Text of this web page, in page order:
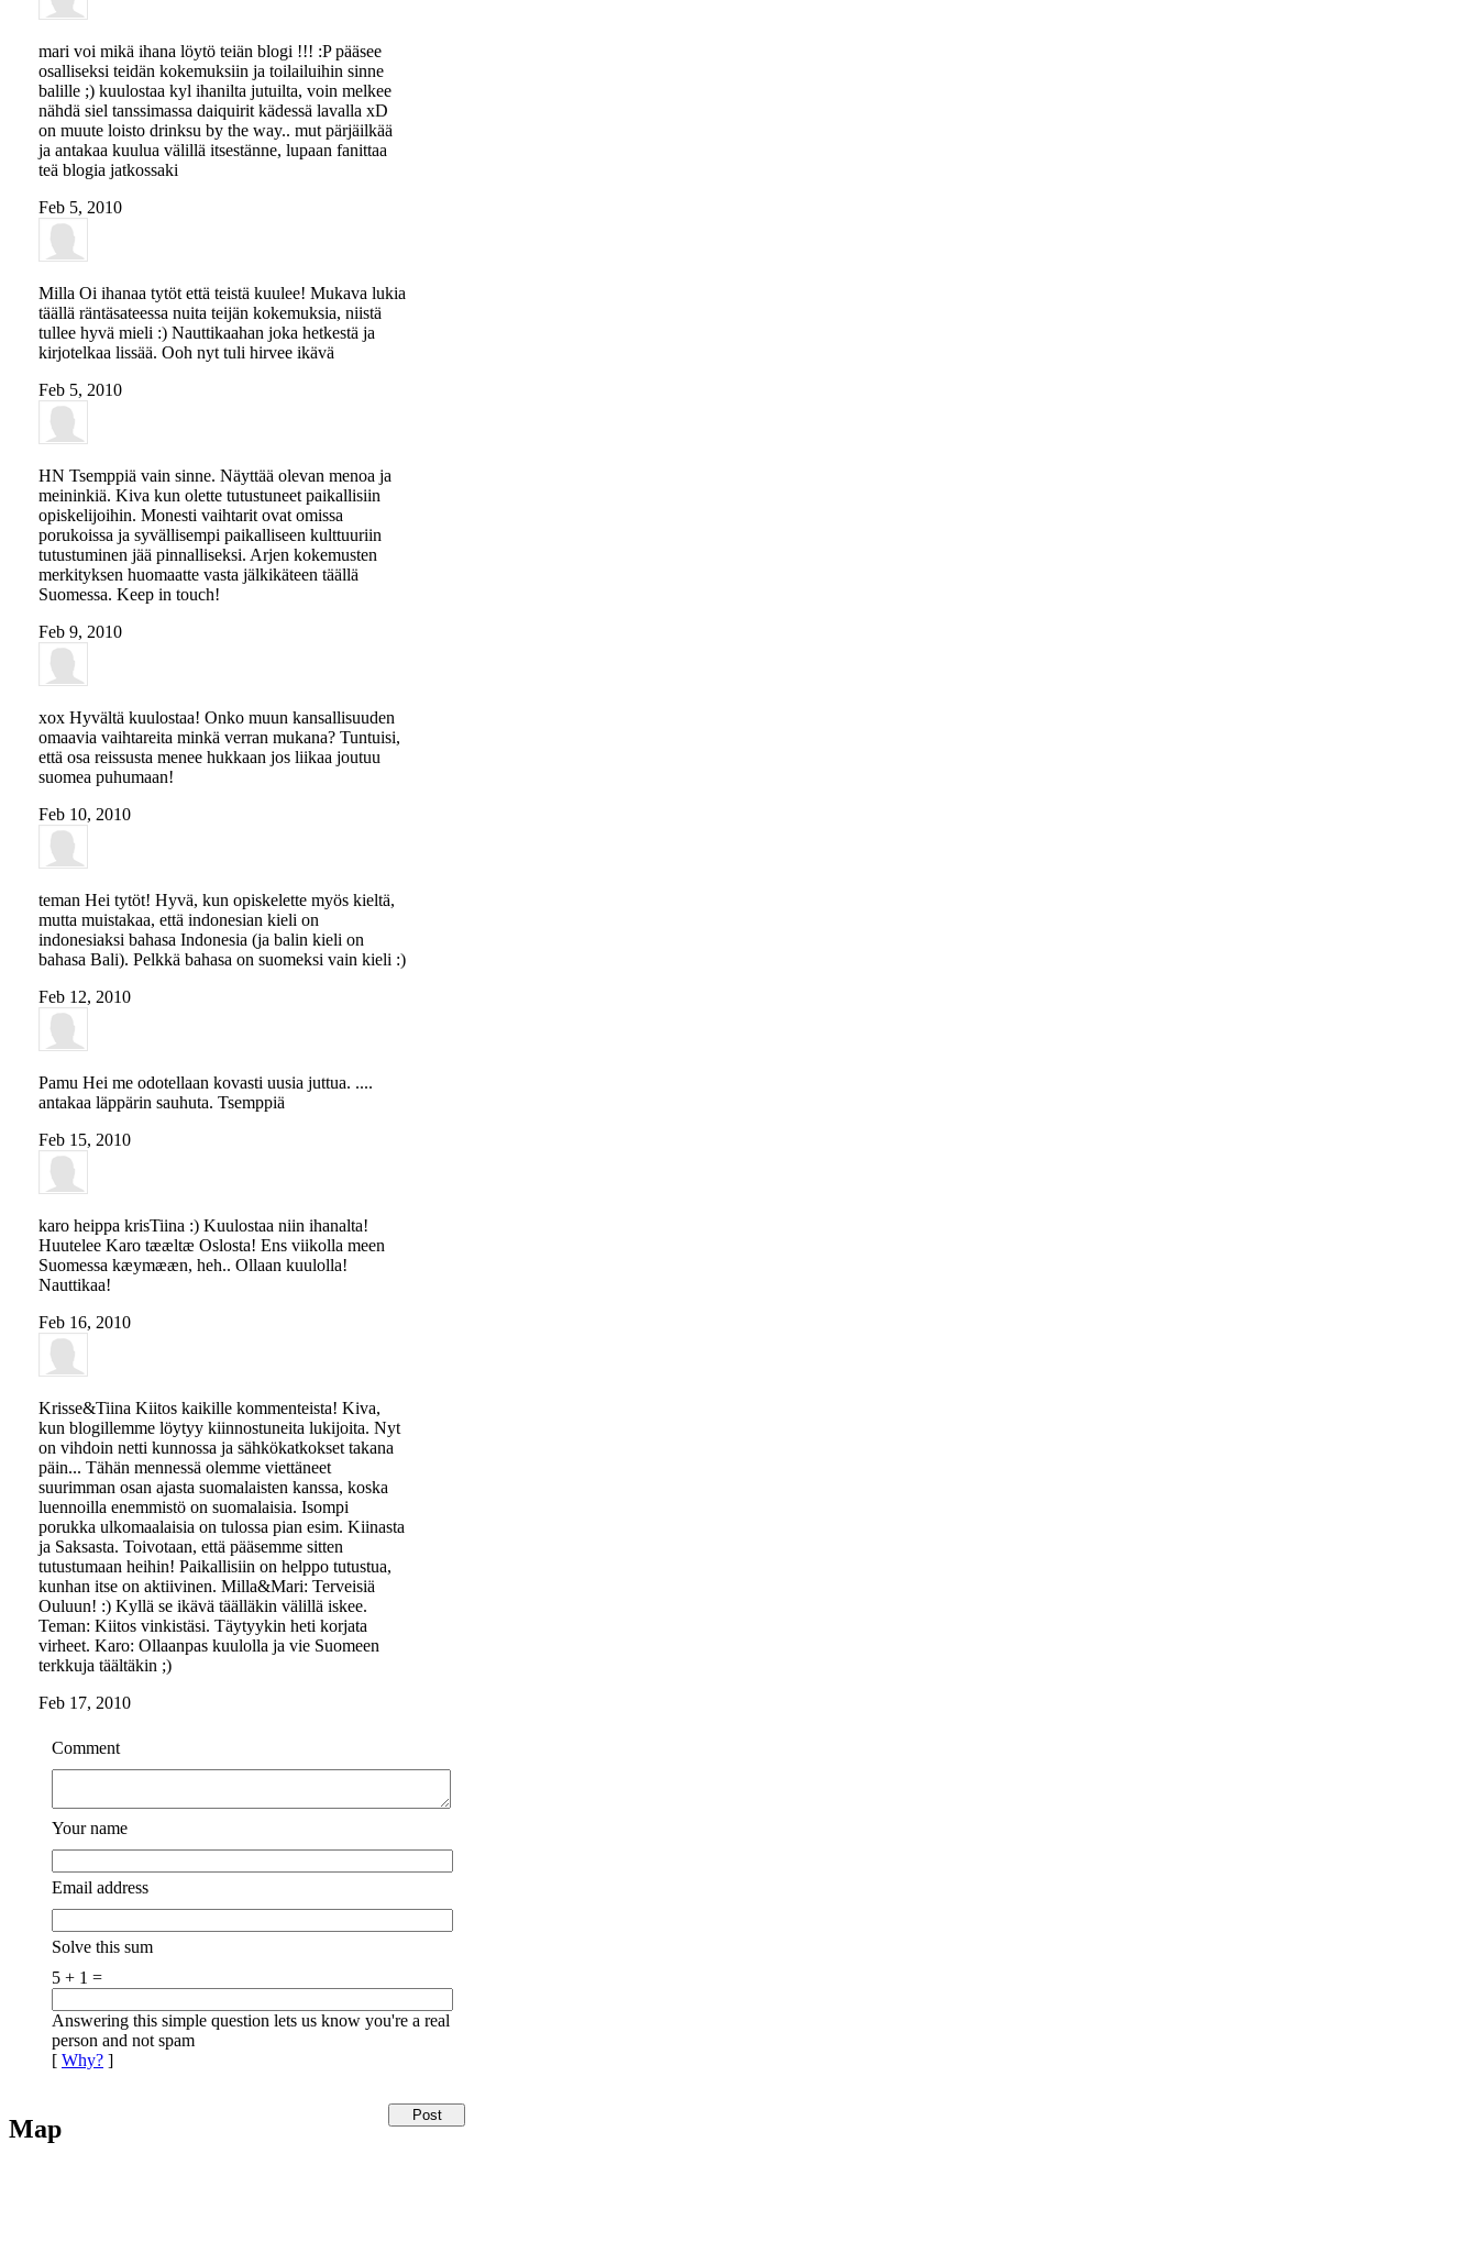
mari voi mikä ihana löytö teiän blogi !!! :P pääsee
osalliseksi teidän kokemuksiin ja toilailuihin sinne
balille ;) kuulostaa kyl ihanilta jutuilta, voin melkee
nähdä siel tanssimassa daiquirit kädessä lavalla xD
on muute loisto drinksu by the way.. mut pärjäilkää
ja antakaa kuulua välillä itsestänne, lupaan fanittaa
teä blogia jatkossaki
Feb 5, 2010
Milla Oi ihanaa tytöt että teistä kuulee! Mukava lukia
täällä räntäsateessa nuita teijän kokemuksia, niistä
tullee hyvä mieli :) Nauttikaahan joka hetkestä ja
kirjotelkaa lissää. Ooh nyt tuli hirvee ikävä
Feb 5, 2010
HN Tsemppiä vain sinne. Näyttää olevan menoa ja
meininkiä. Kiva kun olette tutustuneet paikallisiin
opiskelijoihin. Monesti vaihtarit ovat omissa
porukoissa ja syvällisempi paikalliseen kulttuuriin
tutustuminen jää pinnalliseksi. Arjen kokemusten
merkityksen huomaatte vasta jälkikäteen täällä
Suomessa. Keep in touch!
Feb 9, 2010
xox Hyvältä kuulostaa! Onko muun kansallisuuden
omaavia vaihtareita minkä verran mukana? Tuntuisi,
että osa reissusta menee hukkaan jos liikaa joutuu
suomea puhumaan!
Feb 10, 2010
teman Hei tytöt! Hyvä, kun opiskelette myös kieltä,
mutta muistakaa, että indonesian kieli on
indonesiaksi bahasa Indonesia (ja balin kieli on
bahasa Bali). Pelkkä bahasa on suomeksi vain kieli :)
Feb 12, 2010
Pamu Hei me odotellaan kovasti uusia juttua. ....
antakaa läppärin sauhuta. Tsemppiä
Feb 15, 2010
karo heippa krisTiina :) Kuulostaa niin ihanalta!
Huutelee Karo tææltæ Oslosta! Ens viikolla meen
Suomessa kæymææn, heh.. Ollaan kuulolla!
Nauttikaa!
Feb 16, 2010
Krisse&Tiina Kiitos kaikille kommenteista! Kiva,
kun blogillemme löytyy kiinnostuneita lukijoita. Nyt
on vihdoin netti kunnossa ja sähkökatkokset takana
päin... Tähän mennessä olemme viettäneet
suurimman osan ajasta suomalaisten kanssa, koska
luennoilla enemmistö on suomalaisia. Isompi
porukka ulkomaalaisia on tulossa pian esim. Kiinasta
ja Saksasta. Toivotaan, että pääsemme sitten
tutustumaan heihin! Paikallisiin on helppo tutustua,
kunhan itse on aktiivinen. Milla&Mari: Terveisiä
Ouluun! :) Kyllä se ikävä täälläkin välillä iskee.
Teman: Kiitos vinkistäsi. Täytyykin heti korjata
virheet. Karo: Ollaanpas kuulolla ja vie Suomeen
terkkuja täältäkin ;)
Feb 17, 2010
Comment
Your name
Email address
Solve this sum
5 + 1 =
Answering this simple question lets us know you're a real
person and not spam
[ Why? ]
Map